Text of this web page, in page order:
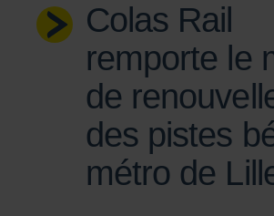
Colas Rail
remporte le
de
des pistes
métro de